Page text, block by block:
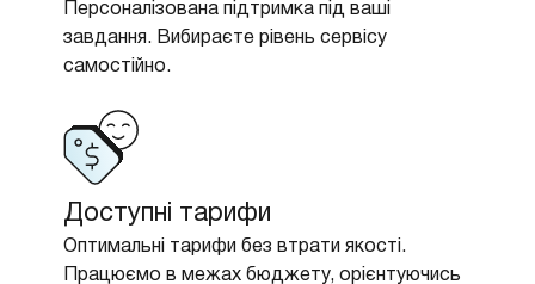
Персоналізована підтримка під ваші
завдання. Вибираєте рівень сервісу
самостійно.
Доступні тарифи
Оптимальні тарифи без втрати якості.
Працюємо в межах бюджету, орієнтуючись